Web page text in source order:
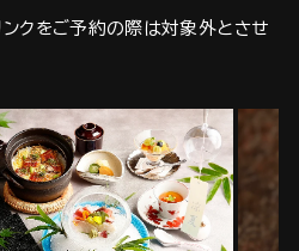
ンクをご予約の際は対象外とさせ